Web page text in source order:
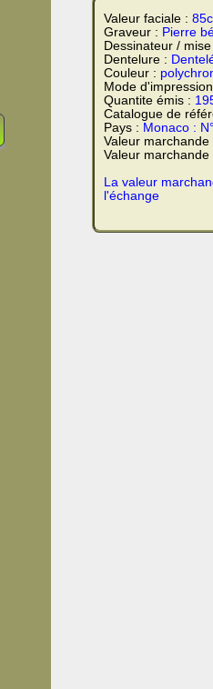
Valeur faciale :
Graveur : Pierre
Dessinateur /
Dentelure :
Couleur :
Mode
Quantite émis :
Catalogue de
Pays : Monaco :
Valeur
Valeur
La valeur
l'échange